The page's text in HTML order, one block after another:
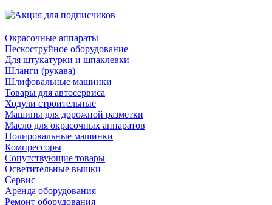
Окрасочные аппараты
Пескоструйное оборудование
Для штукатурки и шпаклевки
Шланги (рукава)
Шлифовальные машинки
Товары для автосервиса
Ходули строительные
Машины для дорожной разметки
Масло для окрасочных аппаратов
Полировальные машинки
Компрессоры
Сопутствующие товары
Осветительные вышки
Сервис
Аренда оборудования
Ремонт оборудования